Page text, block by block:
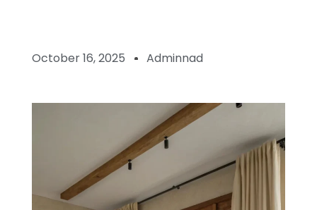
October 16, 2025 Adminnad